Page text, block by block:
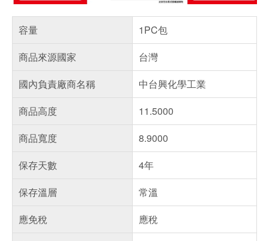
容量
1PC包
商品來源國家
台灣
國內負責廠商名稱
中台興化學工業
商品高度
11.5000
商品寬度
8.9000
保存天數
4年
保存溫層
常溫
應免稅
應稅